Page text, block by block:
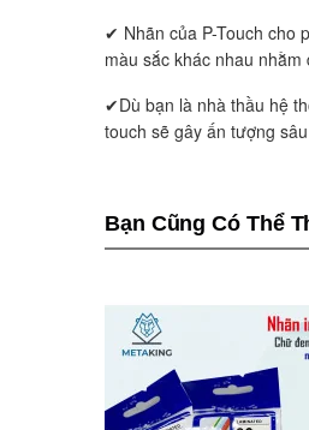
✔ Nhãn của P-Touch cho
màu sắc khác nhau
✔Dù bạn là nhà thầu hệ
touch sẽ gây ấn tượng
Bạn Cũng Có Thể